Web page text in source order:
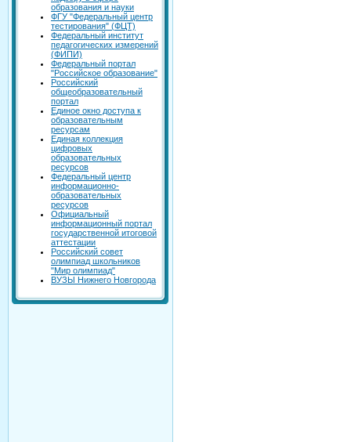
образования и науки
ФГУ "Федеральный центр
тестирования" (ФЦТ)
Федеральный институт
педагогических измерений
(ФИПИ)
Федеральный портал
"Российское образование"
Российский
общеобразовательный
портал
Единое окно доступа к
образовательным
ресурсам
Единая коллекция
цифровых
образовательных
ресурсов
Федеральный центр
информационно-
образовательных
ресурсов
Официальный
информационный портал
государственной итоговой
аттестации
Российский совет
олимпиад школьников
"Мир олимпиад"
ВУЗЫ Нижнего Новгорода